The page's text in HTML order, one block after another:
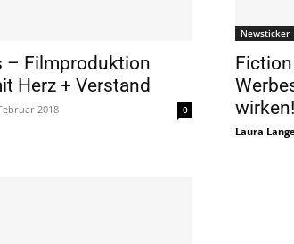
– Filmproduktion
Herz + Verstand
2018 0
Newsticker
wirken!
Laura